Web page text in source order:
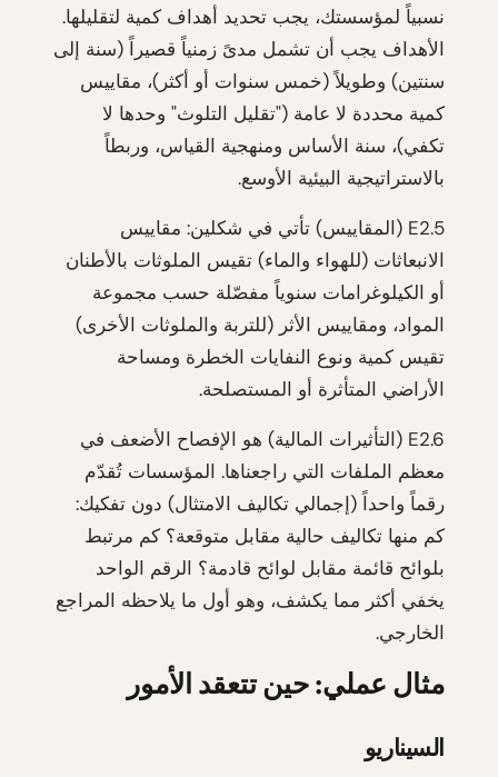
نسبياً لمؤسستك، يجب تحديد أهداف كمية لتقليلها.
الأهداف يجب أن تشمل مدىً زمنياً قصيراً (سنة إلى
سنتين) وطويلاً (خمس سنوات أو أكثر)، مقاييس
كمية محددة لا عامة ("تقليل التلوث" وحدها لا
تكفي)، سنة الأساس ومنهجية القياس، وربطاً
بالاستراتيجية البيئية الأوسع.
E2.5 (المقاييس) تأتي في شكلين: مقاييس
الانبعاثات (للهواء والماء) تقيس الملوثات بالأطنان
أو الكيلوغرامات سنوياً مفصّلة حسب مجموعة
المواد، ومقاييس الأثر (للتربة والملوثات الأخرى)
تقيس كمية ونوع النفايات الخطرة ومساحة
الأراضي المتأثرة أو المستصلحة.
E2.6 (التأثيرات المالية) هو الإفصاح الأضعف في
معظم الملفات التي راجعناها. المؤسسات تُقدّم
رقماً واحداً (إجمالي تكاليف الامتثال) دون تفكيك:
كم منها تكاليف حالية مقابل متوقعة؟ كم مرتبط
بلوائح قائمة مقابل لوائح قادمة؟ الرقم الواحد
يخفي أكثر مما يكشف، وهو أول ما يلاحظه المراجع
الخارجي.
مثال عملي: حين تتعقد الأمور
السيناريو